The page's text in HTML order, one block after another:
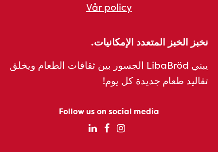
Vår policy
نخبز الخبز المتعدد الإمكانيات.
يبني LibaBröd الجسور بين ثقافات الطعام ويخلق
تقاليد طعام جديدة كل يوم!
Follow us on social media